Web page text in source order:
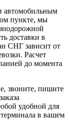
автомобильным
пункте, мы
доставки в
СНГ зависит от
Расчет
до момента
звоните, пишите
удобной для
в вашем